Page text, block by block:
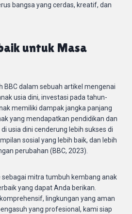
bangsa yang cerdas, kreatif, dan
untuk Masa
BBC dalam sebuah artikel mengenai
usia dini, investasi pada tahun-
memiliki dampak jangka panjang
yang mendapatkan pendidikan dan
usia dini cenderung lebih sukses di
sosial yang lebih baik, dan lebih
perubahan (BBC, 2023).
sebagai mitra tumbuh kembang anak
yang dapat Anda berikan.
lingkungan yang aman
yang profesional, kami siap